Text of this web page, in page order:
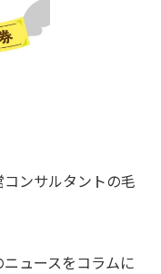
ンサルタントの毛
ュースをコラムに